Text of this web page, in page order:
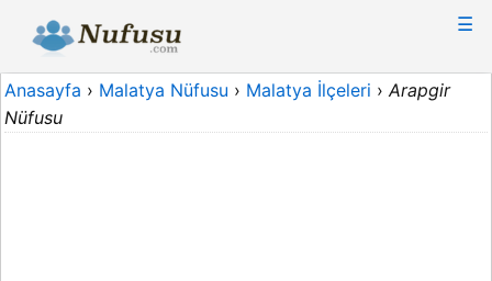
☰
Anasayfa › Malatya Nüfusu › Malatya İlçeleri › Arapgir
Nüfusu